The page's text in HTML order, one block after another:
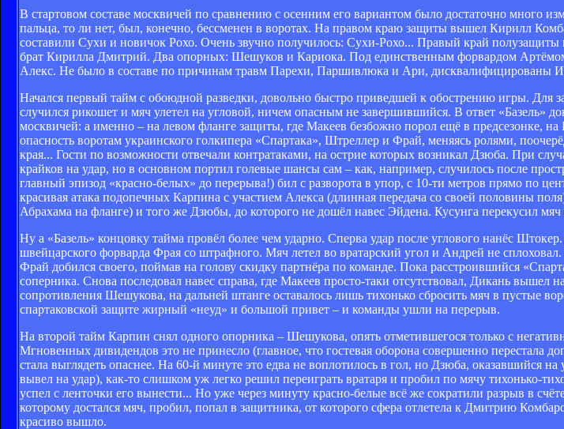
В стартовом составе москвичей по сравнению с осенним его вариантом было достаточно много
пальца, то ли нет, был, конечно, бессменен в воротах. На правом краю защиты вышел Кирилл
составили Сухи и новичок Рохо. Очень звучно получилось: Сухи-Рохо... Правый край
брат Кирилла Дмитрий. Два опорных: Шешуков и Кариока. Под единственным форвардом
Алекс. Не было в составе по причинам травм Парехи, Паршивлюка и Ари, дисквалифицированы
Начался первый тайм с обоюдной разведки, довольно быстро приведшей к обострению игры. Для
случился рикошет и мяч улетел на угловой, ничем опасным не завершившийся. В ответ «Базель»
москвичей: а именно – на левом фланге защиты, где Макеев безбожно порол ещё в предсезонке,
опасность воротам украинского голкипера «Спартака», Штреллер и Фрай, меняясь ролями,
края... Гости по возможности отвечали контратаками, на острие которых возникал Дзюба. При
крайков на удар, но в основном портил голевые шансы сам – как, например, случилось после
главный эпизод «красно-белых» до перерыва!) бил с разворота в упор, с 10-ти метров прямо по
красивая атака подопечных Карпина с участием Алекса (длинная передача со своей половины
Абрахама на фланге) и того же Дзюбы, до которого не дошёл навес Эйдена. Кусунга перекусил мяч
Ну а «Базель» концовку тайма провёл более чем ударно. Сперва удар после углового нанёс
швейцарского форварда Фрая со штрафного. Мяч летел во вратарский угол и Андрей не
Фрай добился своего, поймав на голову скидку партнёра по команде. Пока расстроившийся
соперника. Снова последовал навес справа, где Макеев просто-таки отсутствовал, Дикань вышел
сопротивления Шешукова, на дальней штанге оставалось лишь тихонько сбросить мяч в пустые
спартаковской защите жирный «неуд» и большой привет – и команды ушли на перерыв.
На второй тайм Карпин снял одного опорника – Шешукова, опять отметившегося только с
Мгновенных дивидендов это не принесло (главное, что гостевая оборона совершенно перестала
стала выглядеть опаснее. На 60-й минуте это едва не воплотилось в гол, но Дзюба, оказавшийся
вывел на удар), как-то слишком уж легко решил переиграть вратаря и пробил по мячу тихонько-
успел с ленточки его вынести... Но уже через минуту красно-белые всё же сократили разрыв в
которому достался мяч, пробил, попал в защитника, от которого сфера отлетела к Дмитрию
красиво вышло.